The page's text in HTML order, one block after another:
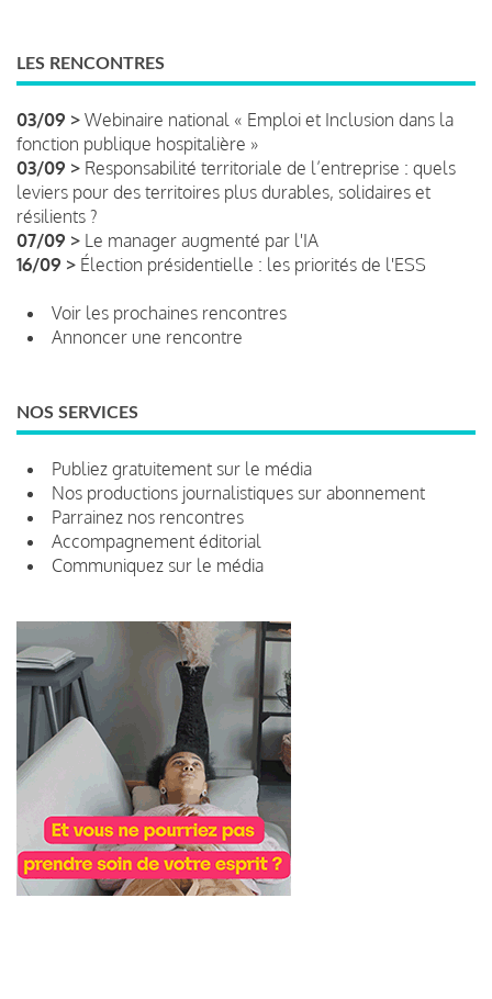
LES RENCONTRES
03/09 > Webinaire national « Emploi et Inclusion dans la
fonction publique hospitalière »
03/09 > Responsabilité territoriale de l’entreprise : quels
leviers pour des territoires plus durables, solidaires et
résilients ?
07/09 > Le manager augmenté par l'IA
16/09 > Élection présidentielle : les priorités de l'ESS
Voir les prochaines rencontres
Annoncer une rencontre
NOS SERVICES
Publiez gratuitement sur le média
Nos productions journalistiques sur abonnement
Parrainez nos rencontres
Accompagnement éditorial
Communiquez sur le média